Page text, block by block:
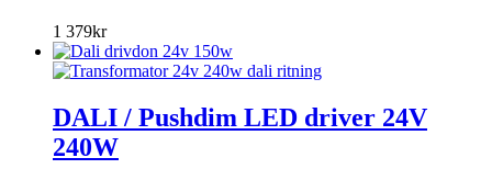
1 379kr
DALI / Pushdim LED driver 24V
240W